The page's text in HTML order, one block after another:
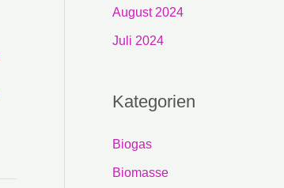
August 2024
Juli 2024
Kategorien
Biogas
Biomasse